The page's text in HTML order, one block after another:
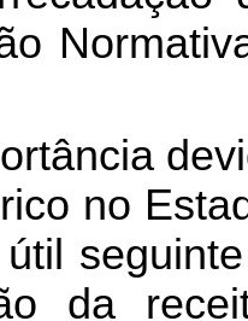
no
da